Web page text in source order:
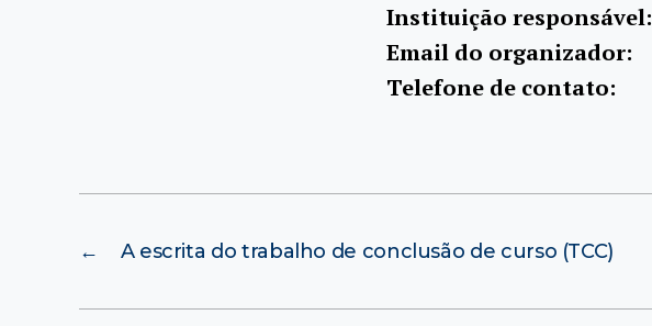
Instituição responsável:
Email do organizador:
Telefone de contato:
← A escrita do trabalho de conclusão de curso (TCC)